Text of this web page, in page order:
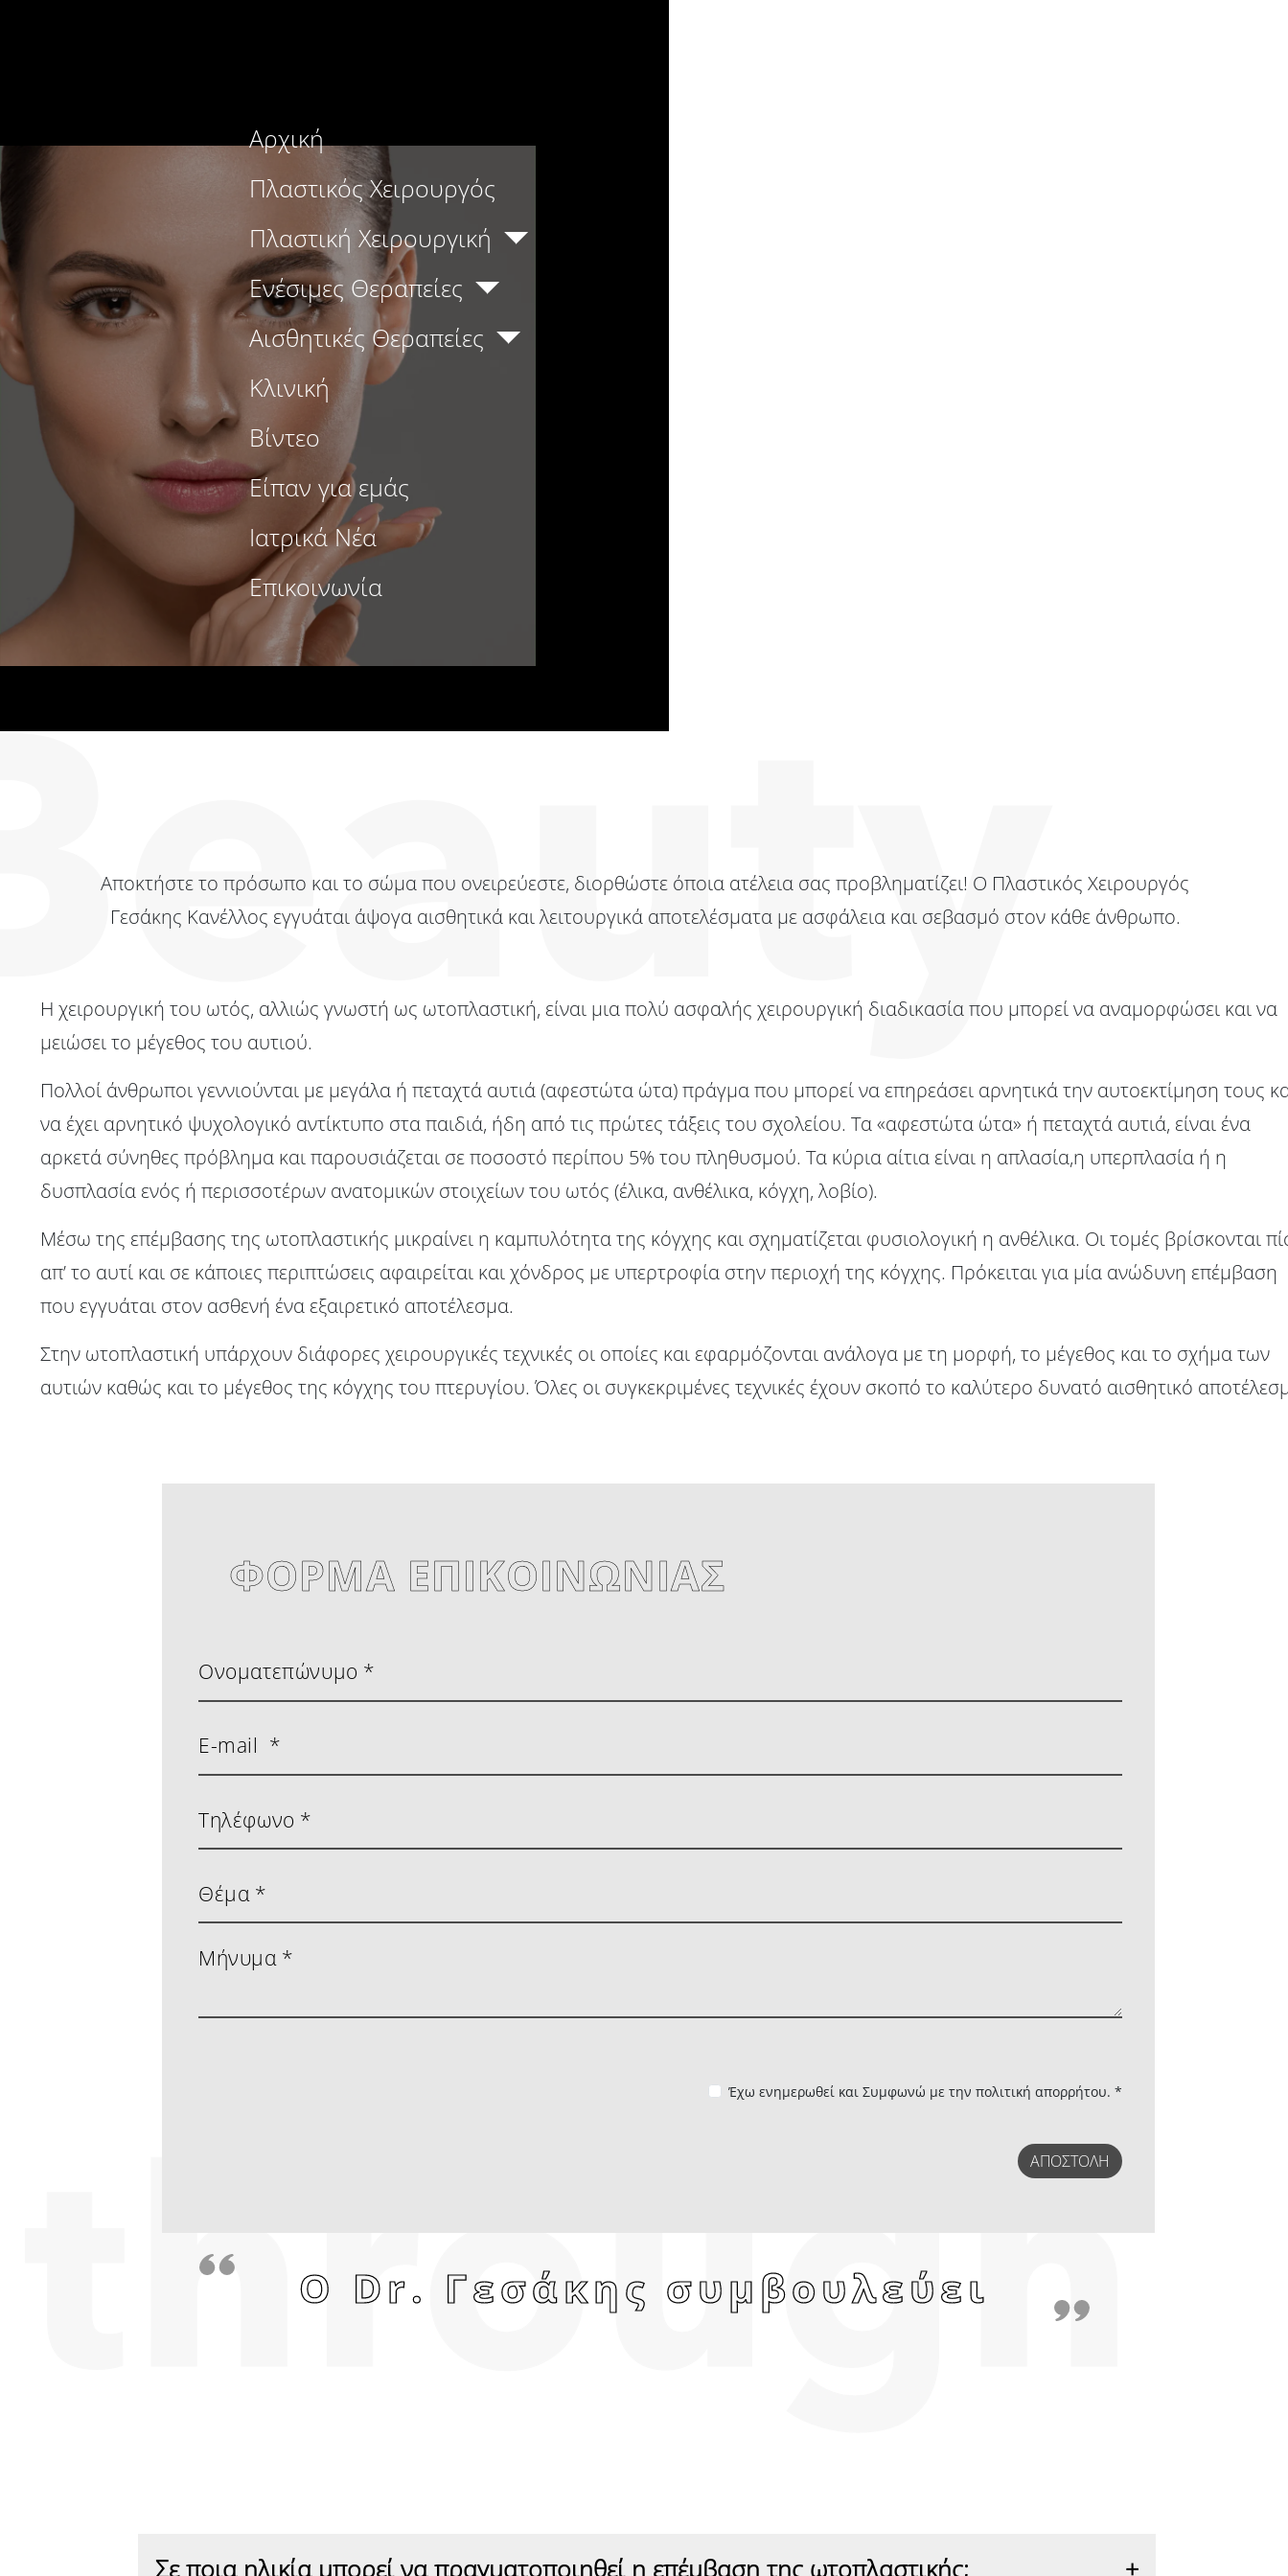
Αρχική
Πλαστικός Χειρουργός
Πλαστική Χειρουργική
Ενέσιμες Θεραπείες
Αισθητικές Θεραπείες
Κλινική
Βίντεο
Είπαν για εμάς
Ιατρικά Νέα
Επικοινωνία
Αποκτήστε το πρόσωπο και το σώμα που ονειρεύεστε, διορθώστε όποια ατέλεια σας προβληματίζει! Ο Πλαστικός Χειρουργός
Γεσάκης Κανέλλος εγγυάται άψογα αισθητικά και λειτουργικά αποτελέσματα με ασφάλεια και σεβασμό στον κάθε άνθρωπο.
Η χειρουργική του ωτός, αλλιώς γνωστή ως ωτοπλαστική, είναι μια πολύ ασφαλής χειρουργική διαδικασία που μπορεί να αναμορφώσει και να
μειώσει το μέγεθος του αυτιού.
Πολλοί άνθρωποι γεννιούνται με μεγάλα ή πεταχτά αυτιά (αφεστώτα ώτα) πράγμα που μπορεί να επηρεάσει αρνητικά την αυτοεκτίμηση τους
να έχει αρνητικό ψυχολογικό αντίκτυπο στα παιδιά, ήδη από τις πρώτες τάξεις του σχολείου. Τα «αφεστώτα ώτα» ή πεταχτά αυτιά, είναι ένα
αρκετά σύνηθες πρόβλημα και παρουσιάζεται σε ποσοστό περίπου 5% του πληθυσμού. Τα κύρια αίτια είναι η απλασία,η υπερπλασία ή η
δυσπλασία ενός ή περισσοτέρων ανατομικών στοιχείων του ωτός (έλικα, ανθέλικα, κόγχη, λοβίο).
Μέσω της επέμβασης της ωτοπλαστικής μικραίνει η καμπυλότητα της κόγχης και σχηματίζεται φυσιολογική η ανθέλικα. Οι τομές βρίσκονται
απ’ το αυτί και σε κάποιες περιπτώσεις αφαιρείται και χόνδρος με υπερτροφία στην περιοχή της κόγχης. Πρόκειται για μία ανώδυνη επέμβαση
που εγγυάται στον ασθενή ένα εξαιρετικό αποτέλεσμα.
Στην ωτοπλαστική υπάρχουν διάφορες χειρουργικές τεχνικές οι οποίες και εφαρμόζονται ανάλογα με τη μορφή, το μέγεθος και το σχήμα των
αυτιών καθώς και το μέγεθος της κόγχης του πτερυγίου. Όλες οι συγκεκριμένες τεχνικές έχουν σκοπό το καλύτερο δυνατό αισθητικό
ΦΟΡΜΑ ΕΠΙΚΟΙΝΩΝΙΑΣ
Έχω ενημερωθεί και Συμφωνώ με την πολιτική απορρήτου. *
ΑΠΟΣΤΟΛΉ
Ο Dr. Γεσάκης συμβουλεύει
Σε ποια ηλικία μπορεί να πραγματοποιηθεί η επέμβαση της ωτοπλαστικής;